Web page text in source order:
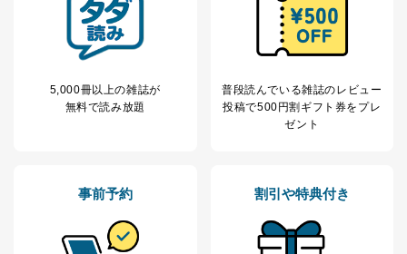
5,000冊以上の雑誌が
無料で読み放題
普段読んでいる雑誌のレビュー
投稿で500円割ギフト券をプレ
ゼント
事前予約 割引や特典付き